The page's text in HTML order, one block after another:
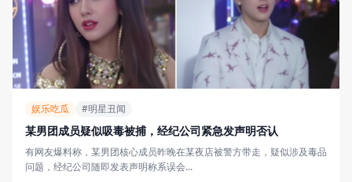
娱乐吃瓜 #明星丑闻
某男团成员疑似吸毒被捕，经纪公司紧急发声明否认
有网友爆料称，某男团核心成员昨晚在某夜店被警方带走，疑似涉及毒品
问题，经纪公司随即发表声明称系误会...